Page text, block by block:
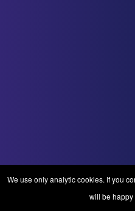
We use only analytic cookies. If you
will be happy